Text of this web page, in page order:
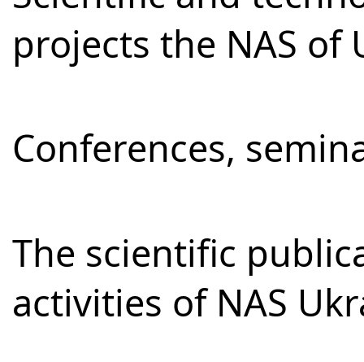
projects the NAS of
Conferences,
The scientific
activities of NAS